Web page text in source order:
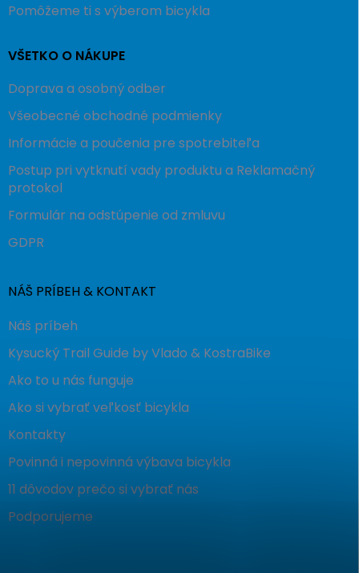
Pomôžeme ti s výberom bicykla
VŠETKO O NÁKUPE
Doprava a osobný odber
Všeobecné obchodné podmienky
Informácie a poučenia pre spotrebiteľa
Postup pri vytknutí vady produktu a Reklamačný
protokol
Formulár na odstúpenie od zmluvu
GDPR
NÁŠ PRÍBEH & KONTAKT
Náš príbeh
Kysucký Trail Guide by Vlado & KostraBike
Ako to u nás funguje
Ako si vybrať veľkosť bicykla
Kontakty
Povinná i nepovinná výbava bicykla
11 dôvodov prečo si vybrať nás
Podporujeme